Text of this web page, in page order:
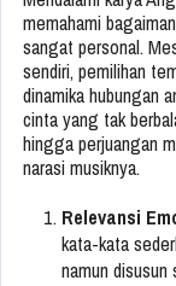
memahami
sangat personal.
sendiri, pemilihan
dinamika hubungan
cinta yang tak
hingga perjuangan
narasi musiknya.
Relevansi
kata-kata
namun